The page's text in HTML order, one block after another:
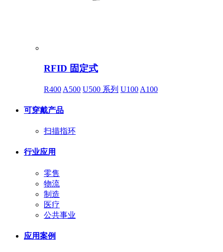
RFID 固定式
R400 A500 U500 系列 U100 A100
可穿戴产品
扫描指环
行业应用
零售
物流
制造
医疗
公共事业
应用案例